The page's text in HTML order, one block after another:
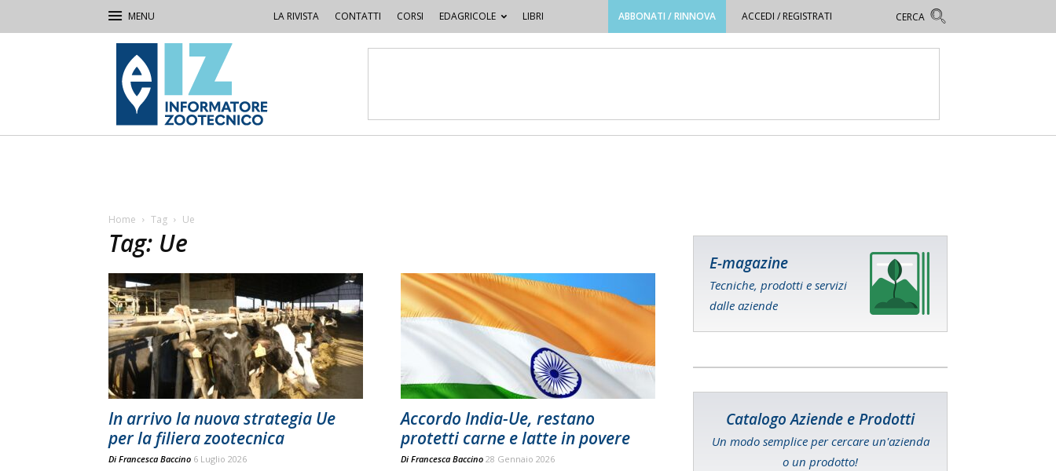
LA RIVISTA CONTATTI CORSI EDAGRICOLE LIBRI ABBONATI / RINNOVA ACCEDI / REGISTRATI
IZ
Informatore
Zootecnico
Home Tag Ue
Tag: Ue
In arrivo la nuova strategia Ue
per la filiera zootecnica
Di Francesca Baccino 6 Luglio 2026
Accordo India-Ue, restano
protetti carne e latte in povere
Di Francesca Baccino 28 Gennaio 2026
E-magazine
Tecniche, prodotti e servizi
dalle aziende
Catalogo Aziende e Prodotti
Un modo semplice per cercare un'azienda
o un prodotto!